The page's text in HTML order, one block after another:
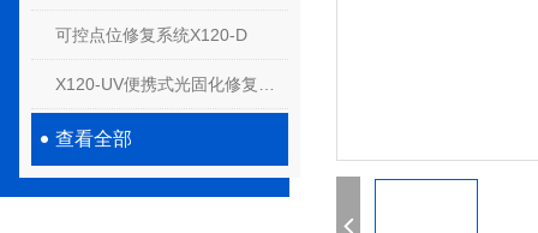
可控点位修复系统X120-D
查看全部